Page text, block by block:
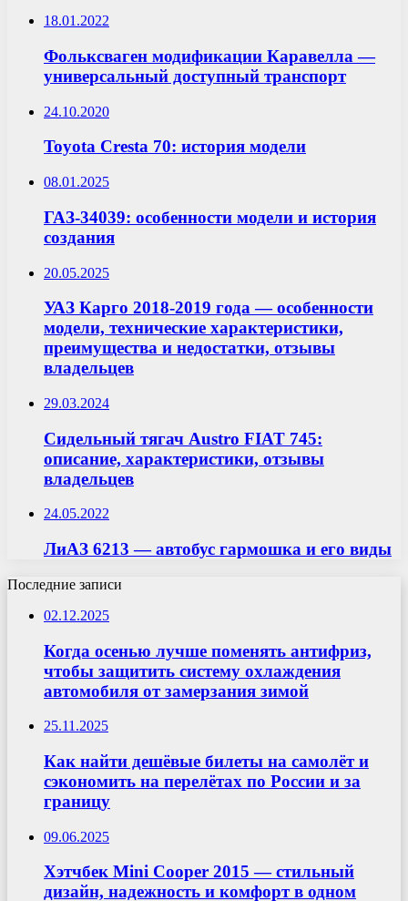
18.01.2022
Фольксваген модификации Каравелла —
универсальный доступный транспорт
24.10.2020
Toyota Cresta 70: история модели
08.01.2025
ГАЗ-34039: особенности модели и история
создания
20.05.2025
УАЗ Карго 2018-2019 года — особенности
модели, технические характеристики,
преимущества и недостатки, отзывы
владельцев
29.03.2024
Сидельный тягач Austro FIAT 745:
описание, характеристики, отзывы
владельцев
24.05.2022
ЛиАЗ 6213 — автобус гармошка и его виды
Последние записи
02.12.2025
Когда осенью лучше поменять антифриз,
чтобы защитить систему охлаждения
автомобиля от замерзания зимой
25.11.2025
Как найти дешёвые билеты на самолёт и
сэкономить на перелётах по России и за
границу
09.06.2025
Хэтчбек Mini Cooper 2015 — стильный
дизайн, надежность и комфорт в одном